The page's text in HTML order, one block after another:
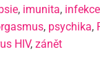
, imunita, infekce
, psychika,
HIV, zánět